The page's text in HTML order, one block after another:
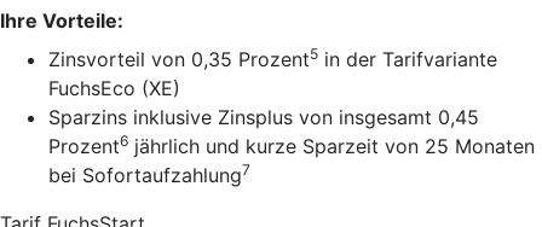
Ihre Vorteile:
Zinsvorteil von 0,35 Prozent5 in der Tarifvariante
FuchsEco (XE)
Sparzins inklusive Zinsplus von insgesamt 0,45
Prozent6 jährlich und kurze Sparzeit von 25 Monaten
bei Sofortaufzahlung7